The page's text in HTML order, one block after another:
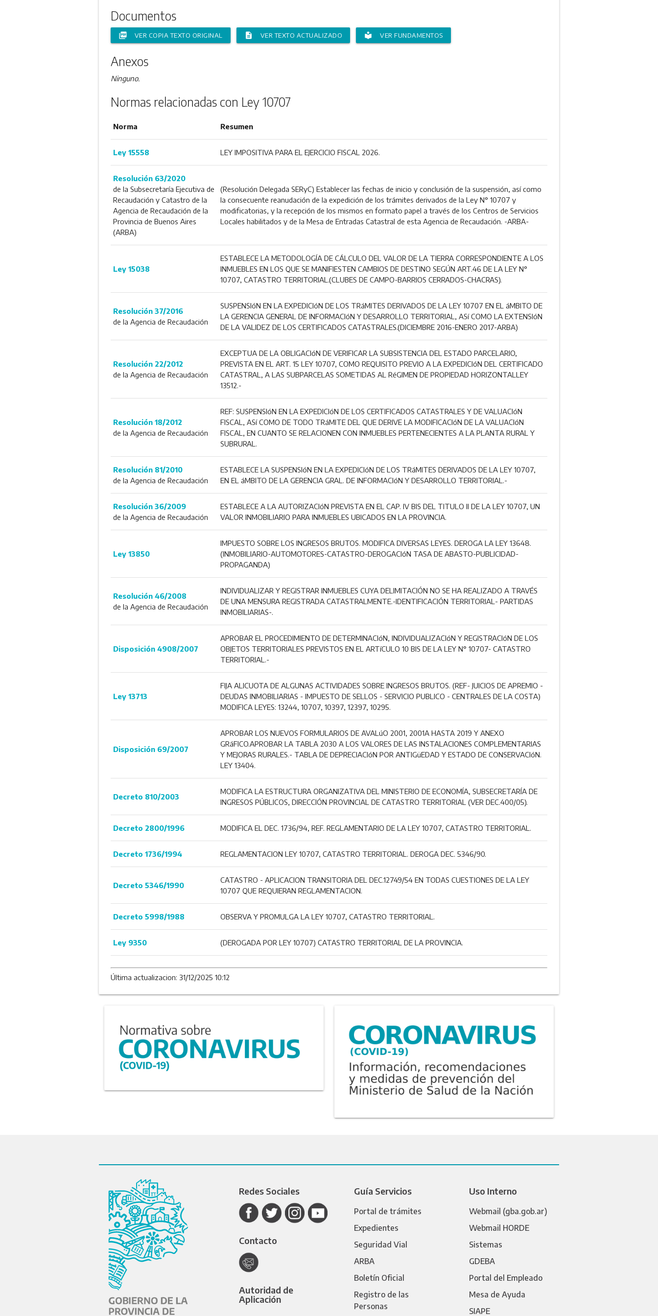
Documentos
picture_as_pdf VER COPIA TEXTO ORIGINAL description VER TEXTO ACTUALIZADO local_library VER FUNDAMENTOS
Anexos
Ninguno.
Normas relacionadas con Ley 10707
Norma Resumen
Ley 15558 LEY IMPOSITIVA PARA EL EJERCICIO FISCAL 2026.
Resolución 63/2020
de la Subsecretaría Ejecutiva de
Recaudación y Catastro de la
Agencia de Recaudación de la
Provincia de Buenos Aires
(ARBA)
(Resolución Delegada SERyC) Establecer las fechas de inicio y conclusión de la suspensión, así como
la consecuente reanudación de la expedición de los trámites derivados de la Ley N° 10707 y
modificatorias, y la recepción de los mismos en formato papel a través de los Centros de Servicios
Locales habilitados y de la Mesa de Entradas Catastral de esta Agencia de Recaudación. -ARBA-
Ley 15038
ESTABLECE LA METODOLOGÍA DE CÁLCULO DEL VALOR DE LA TIERRA CORRESPONDIENTE A LOS
INMUEBLES EN LOS QUE SE MANIFIESTEN CAMBIOS DE DESTINO SEGÚN ART.46 DE LA LEY N°
10707, CATASTRO TERRITORIAL.(CLUBES DE CAMPO-BARRIOS CERRADOS-CHACRAS).
Resolución 37/2016
de la Agencia de Recaudación
SUSPENSIóN EN LA EXPEDICIóN DE LOS TRáMITES DERIVADOS DE LA LEY 10707 EN EL áMBITO DE
LA GERENCIA GENERAL DE INFORMACIóN Y DESARROLLO TERRITORIAL, ASí COMO LA EXTENSIóN
DE LA VALIDEZ DE LOS CERTIFICADOS CATASTRALES.(DICIEMBRE 2016-ENERO 2017-ARBA)
Resolución 22/2012
de la Agencia de Recaudación
EXCEPTUA DE LA OBLIGACIóN DE VERIFICAR LA SUBSISTENCIA DEL ESTADO PARCELARIO,
PREVISTA EN EL ART. 15 LEY 10707, COMO REQUISITO PREVIO A LA EXPEDICIóN DEL CERTIFICADO
CATASTRAL, A LAS SUBPARCELAS SOMETIDAS AL RéGIMEN DE PROPIEDAD HORIZONTALLEY
13512.-
Resolución 18/2012
de la Agencia de Recaudación
REF: SUSPENSIóN EN LA EXPEDICIóN DE LOS CERTIFICADOS CATASTRALES Y DE VALUACIóN
FISCAL, ASí COMO DE TODO TRáMITE DEL QUE DERIVE LA MODIFICACIóN DE LA VALUACIóN
FISCAL, EN CUANTO SE RELACIONEN CON INMUEBLES PERTENECIENTES A LA PLANTA RURAL Y
SUBRURAL.
Resolución 81/2010
de la Agencia de Recaudación
ESTABLECE LA SUSPENSIóN EN LA EXPEDICIóN DE LOS TRáMITES DERIVADOS DE LA LEY 10707,
EN EL áMBITO DE LA GERENCIA GRAL. DE INFORMACIóN Y DESARROLLO TERRITORIAL.-
Resolución 36/2009
de la Agencia de Recaudación
ESTABLECE A LA AUTORIZACIóN PREVISTA EN EL CAP. IV BIS DEL TITULO II DE LA LEY 10707, UN
VALOR INMOBILIARIO PARA INMUEBLES UBICADOS EN LA PROVINCIA.
Ley 13850
IMPUESTO SOBRE LOS INGRESOS BRUTOS. MODIFICA DIVERSAS LEYES. DEROGA LA LEY 13648.
(INMOBILIARIO-AUTOMOTORES-CATASTRO-DEROGACIóN TASA DE ABASTO-PUBLICIDAD-
PROPAGANDA)
Resolución 46/2008
de la Agencia de Recaudación
INDIVIDUALIZAR Y REGISTRAR INMUEBLES CUYA DELIMITACIÓN NO SE HA REALIZADO A TRAVÉS
DE UNA MENSURA REGISTRADA CATASTRALMENTE.-IDENTIFICACIÓN TERRITORIAL- PARTIDAS
INMOBILIARIAS-.
Disposición 4908/2007
APROBAR EL PROCEDIMIENTO DE DETERMINACIóN, INDIVIDUALIZACIóN Y REGISTRACIóN DE LOS
OBJETOS TERRITORIALES PREVISTOS EN EL ARTíCULO 10 BIS DE LA LEY N° 10707- CATASTRO
TERRITORIAL.-
Ley 13713
FIJA ALICUOTA DE ALGUNAS ACTIVIDADES SOBRE INGRESOS BRUTOS. (REF- JUICIOS DE APREMIO -
DEUDAS INMOBILIARIAS - IMPUESTO DE SELLOS - SERVICIO PUBLICO - CENTRALES DE LA COSTA)
MODIFICA LEYES: 13244, 10707, 10397, 12397, 10295.
Disposición 69/2007
APROBAR LOS NUEVOS FORMULARIOS DE AVALúO 2001, 2001A HASTA 2019 Y ANEXO
GRáFICO.APROBAR LA TABLA 2030 A LOS VALORES DE LAS INSTALACIONES COMPLEMENTARIAS
Y MEJORAS RURALES.- TABLA DE DEPRECIACIóN POR ANTIGüEDAD Y ESTADO DE CONSERVACIóN.
LEY 13404.
Decreto 810/2003
MODIFICA LA ESTRUCTURA ORGANIZATIVA DEL MINISTERIO DE ECONOMÍA, SUBSECRETARÍA DE
INGRESOS PÚBLICOS, DIRECCIÓN PROVINCIAL DE CATASTRO TERRITORIAL (VER DEC.400/05).
Decreto 2800/1996 MODIFICA EL DEC. 1736/94, REF. REGLAMENTARIO DE LA LEY 10707, CATASTRO TERRITORIAL.
Decreto 1736/1994 REGLAMENTACION LEY 10707, CATASTRO TERRITORIAL. DEROGA DEC. 5346/90.
Decreto 5346/1990
CATASTRO - APLICACION TRANSITORIA DEL DEC.12749/54 EN TODAS CUESTIONES DE LA LEY
10707 QUE REQUIERAN REGLAMENTACION.
Decreto 5998/1988 OBSERVA Y PROMULGA LA LEY 10707, CATASTRO TERRITORIAL.
Ley 9350 (DEROGADA POR LEY 10707) CATASTRO TERRITORIAL DE LA PROVINCIA.
Última actualizacion: 31/12/2025 10:12
Redes Sociales
Contacto
Autoridad de
Aplicación
Guía Servicios
Portal de trámites
Expedientes
Seguridad Vial
ARBA
Boletín Oficial
Registro de las
Personas
Uso Interno
Webmail (gba.gob.ar)
Webmail HORDE
Sistemas
GDEBA
Portal del Empleado
Mesa de Ayuda
SIAPE